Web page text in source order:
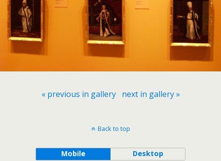
« previous in gallery next in gallery »
Back to top
Mobile Desktop